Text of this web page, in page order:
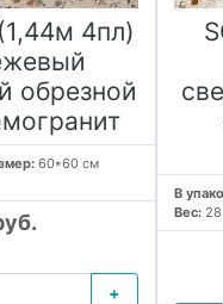
4пл)
обрезной
60*60 см
+
В
Вес: